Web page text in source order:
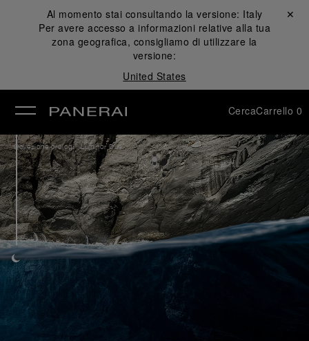
Al momento stai consultando la versione: Italy
Per avere accesso a informazioni relative alla tua
zona geografica, consigliamo di utilizzare la
versione:
United States
Chiudi ✕
CercaCarrello 0
Collezione orologi /Luminor Due